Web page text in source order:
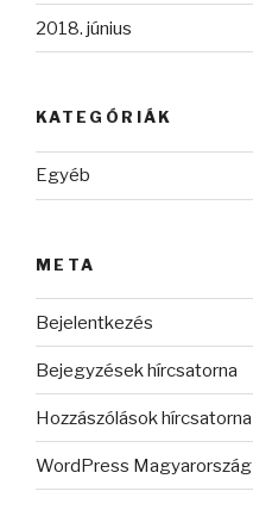
2018. június
KATEGÓRIÁK
Egyéb
META
Bejelentkezés
Bejegyzések hírcsatorna
Hozzászólások hírcsatorna
WordPress Magyarország